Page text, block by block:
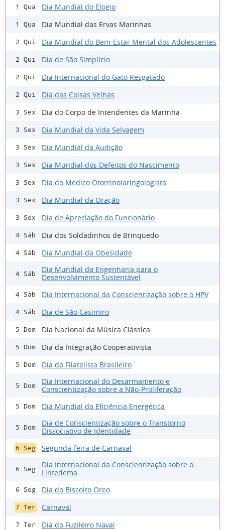
1 Qua Dia Mundial do Elogio
1 Qua Dia Mundial das Ervas Marinhas
2 Qui Dia Mundial do Bem-Estar Mental dos Adolescentes
2 Qui Dia de São Simplício
2 Qui Dia Internacional do Gato Resgatado
2 Qui Dia das Coisas Velhas
3 Sex Dia do Corpo de Intendentes da Marinha
3 Sex Dia Mundial da Vida Selvagem
3 Sex Dia Mundial da Audição
3 Sex Dia Mundial dos Defeitos do Nascimento
3 Sex Dia do Médico Otorrinolaringologista
3 Sex Dia Mundial da Oração
3 Sex Dia de Apreciação do Funcionário
4 Sáb Dia dos Soldadinhos de Brinquedo
4 Sáb Dia Mundial da Obesidade
4 Sáb
Dia Mundial da Engenharia para o
Desenvolvimento Sustentável
4 Sáb Dia Internacional da Conscientização sobre o HPV
4 Sáb Dia de São Casimiro
5 Dom Dia Nacional da Música Clássica
5 Dom Dia da Integração Cooperativista
5 Dom Dia do Filatelista Brasileiro
5 Dom
Dia Internacional do Desarmamento e
Conscientização sobre a Não-Proliferação
5 Dom Dia Mundial da Eficiência Energética
5 Dom
Dia de Conscientização sobre o Transtorno
Dissociativo de Identidade
6 Seg Segunda-feira de Carnaval
6 Seg
Dia Internacional da Conscientização sobre o
Linfedema
6 Seg Dia do Biscoito Oreo
7 Ter Carnaval
7 Ter Dia do Fuzileiro Naval